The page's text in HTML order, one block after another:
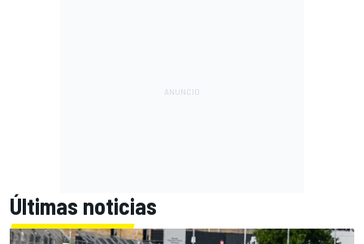
Últimas noticias